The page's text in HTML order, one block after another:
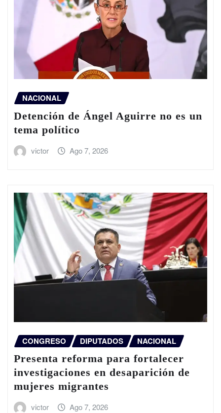
NACIONAL
Detención de Ángel Aguirre no es un
tema político
victor Ago 7, 2026
CONGRESO DIPUTADOS NACIONAL
Presenta reforma para fortalecer
investigaciones en desaparición de
mujeres migrantes
victor Ago 7, 2026